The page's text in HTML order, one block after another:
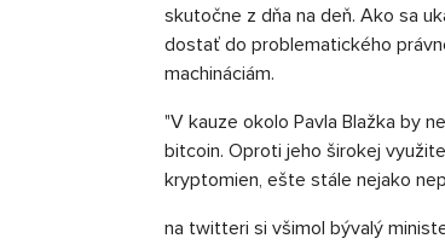
skutočne z dňa na deň. Ako sa
dostať do problematického
machináciám.
"V kauze okolo Pavla Blažka by
bitcoin. Oproti jeho širokej
kryptomien, ešte stále nejako
na twitteri si všimol bývalý